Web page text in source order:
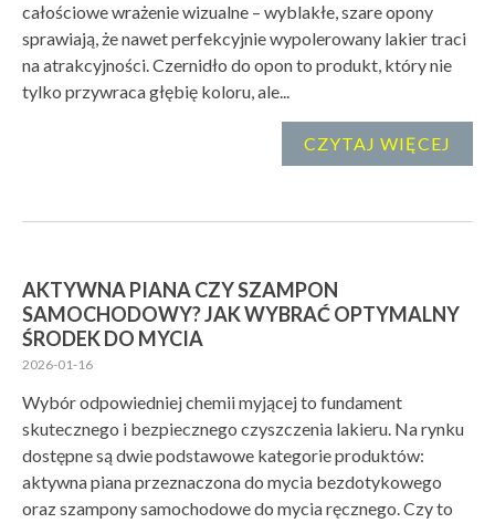
całościowe wrażenie wizualne – wyblakłe, szare opony
sprawiają, że nawet perfekcyjnie wypolerowany lakier traci
na atrakcyjności. Czernidło do opon to produkt, który nie
tylko przywraca głębię koloru, ale...
CZYTAJ WIĘCEJ
AKTYWNA PIANA CZY SZAMPON
SAMOCHODOWY? JAK WYBRAĆ OPTYMALNY
ŚRODEK DO MYCIA
2026-01-16
Wybór odpowiedniej chemii myjącej to fundament
skutecznego i bezpiecznego czyszczenia lakieru. Na rynku
dostępne są dwie podstawowe kategorie produktów:
aktywna piana przeznaczona do mycia bezdotykowego
oraz szampony samochodowe do mycia ręcznego. Czy to